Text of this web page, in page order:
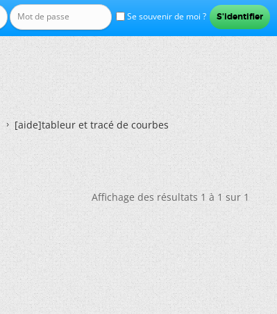
Se souvenir de moi ?
[aide]tableur et tracé de courbes
Affichage des résultats 1 à 1 sur 1